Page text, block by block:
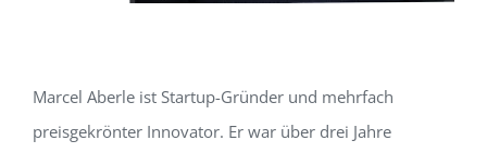
Marcel Aberle ist Startup-Gründer und mehrfach
preisgekrönter Innovator. Er war über drei Jahre